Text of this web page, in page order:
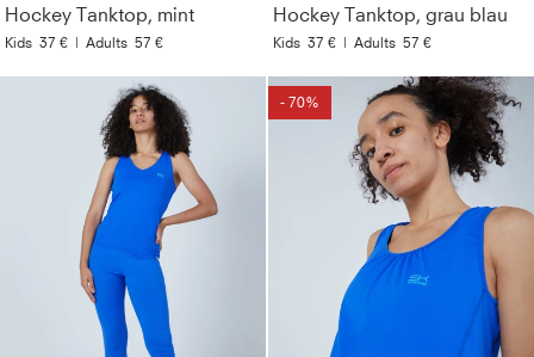
Hockey Tanktop, mint
Kids 37 € | Adults 57 €
Hockey Tanktop, grau blau
Kids 37 € | Adults 57 €
- 70%